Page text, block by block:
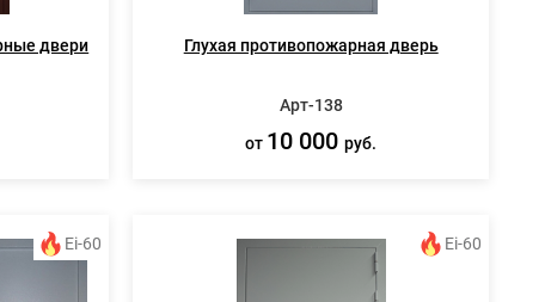
двери Глухая противопожарная дверь
Арт-138
от 10 000руб.
Ei-60 Ei-60